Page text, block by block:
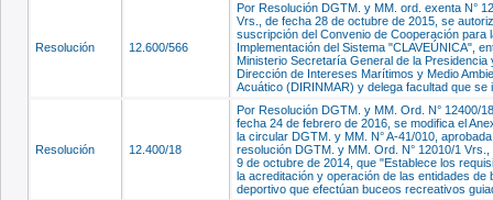
Resolución 12.600/566
Por Resolución DGTM. y MM. ord. exenta N°
Vrs., de fecha 28 de octubre de 2015, se
suscripción del Convenio de Cooperación para
Implementación del Sistema "CLAVEÚNICA",
Ministerio Secretaría General de la Presidencia
Dirección de Intereses Marítimos y Medio
Acuático (DIRINMAR) y delega facultad que se
Resolución 12.400/18
Por Resolución DGTM. y MM. Ord. N° 12400/
fecha 24 de febrero de 2016, se modifica el
la circular DGTM. y MM. N° A-41/010,
resolución DGTM. y MM. Ord. N° 12010/1 Vrs.,
9 de octubre de 2014, que "Establece los
la acreditación y operación de las entidades de
deportivo que efectúan buceos recreativos